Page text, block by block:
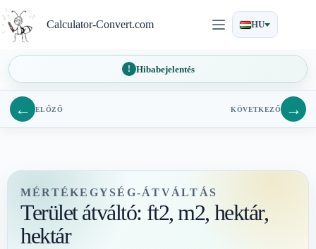
a
tartalomra
Calculator-Convert.com HU
Hibabejelentés
← ELŐZŐ KÖVETKEZŐ →
MÉRTÉKEGYSÉG-ÁTVÁLTÁS
Terület átváltó: ft2, m2, hektár,
hektár